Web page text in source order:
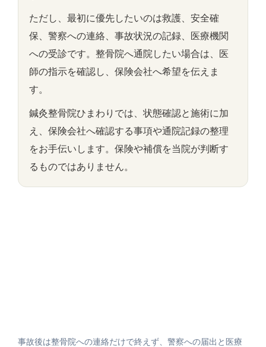
ただし、最初に優先したいのは救護、安全確
保、警察への連絡、事故状況の記録、医療機関
への受診です。整骨院へ通院したい場合は、医
師の指示を確認し、保険会社へ希望を伝えま
す。
鍼灸整骨院ひまわりでは、状態確認と施術に加
え、保険会社へ確認する事項や通院記録の整理
をお手伝いします。保険や補償を当院が判断す
るものではありません。
事故後は整骨院への連絡だけで終えず、警察への届出と医療